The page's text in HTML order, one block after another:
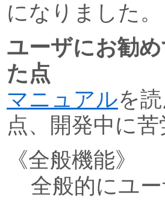
になりました。
ユーザにお勧
た点
マニュアルを
点、開発中に
《全般機能》
全般的にユ